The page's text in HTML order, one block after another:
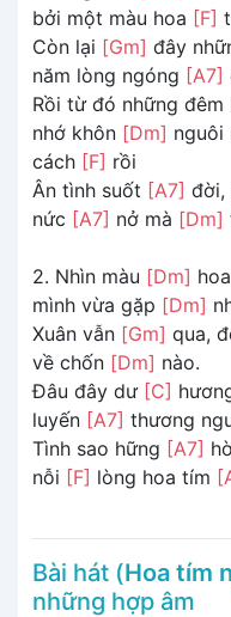
bởi một màu hoa [F]
Còn lại [Gm] đây
năm lòng ngóng [A7]
Rồi từ đó những đêm
nhớ khôn [Dm] nguôi
cách [F] rồi
Ân tình suốt [A7] đời,
nức [A7] nở mà [Dm]
2. Nhìn màu [Dm]
mình vừa gặp [Dm]
Xuân vẫn [Gm] qua,
về chốn [Dm] nào.
Đâu đây dư [C]
luyến [A7] thương
Tình sao hững [A7]
nỗi [F] lòng hoa tím
Bài hát (Hoa tím
những hợp âm